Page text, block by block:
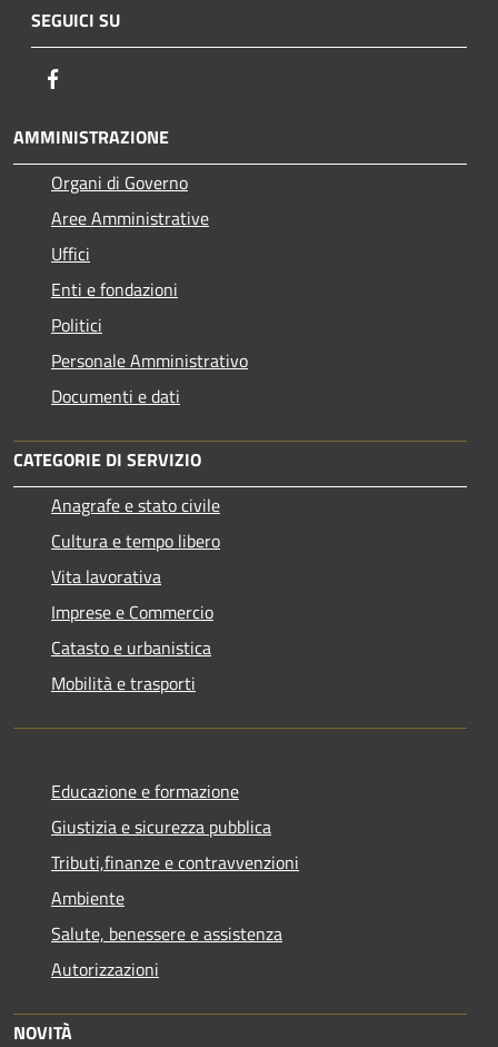
SEGUICI SU
AMMINISTRAZIONE
Organi di Governo
Aree Amministrative
Uffici
Enti e fondazioni
Politici
Personale Amministrativo
Documenti e dati
CATEGORIE DI SERVIZIO
Anagrafe e stato civile
Cultura e tempo libero
Vita lavorativa
Imprese e Commercio
Catasto e urbanistica
Mobilità e trasporti
Educazione e formazione
Giustizia e sicurezza pubblica
Tributi,finanze e contravvenzioni
Ambiente
Salute, benessere e assistenza
Autorizzazioni
NOVITÀ